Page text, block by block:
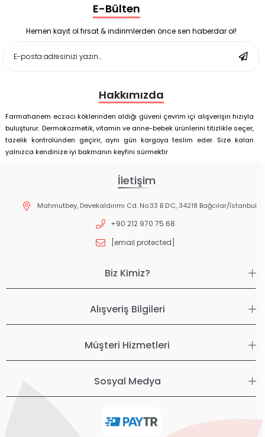
Enterogermina Family 5 ml 20 Flakon
Deep Flex Stres Azaltıcı ve Enerji Dengeleyici Topraklama
Matı Set 40x60 cm
Deep Flex Stres Azaltıcı ve Enerji Dengeleyici Topraklama
E-Bülten
Hemen kayıt ol fırsat & indirimlerden önce sen haberdar ol!
Hakkımızda
Farmahanem eczacı köklerinden aldığı güveni çevrim içi alışverişin hızıyla
buluşturur. Dermokozmetik, vitamin ve anne-bebek ürünlerini titizlikle seçer,
tazelik kontrolünden geçirir, aynı gün kargoya teslim eder. Size kalan
yalnızca kendinize iyi bakmanın keyfini sürmektir
İletişim
Mahmutbey, Devekaldırımı Cd. No:33 B D:C, 34218 Bağcılar/İstanbul
+90 212 970 75 68
[email protected]
Biz Kimiz?
Alışveriş Bilgileri
Müşteri Hizmetleri
Sosyal Medya